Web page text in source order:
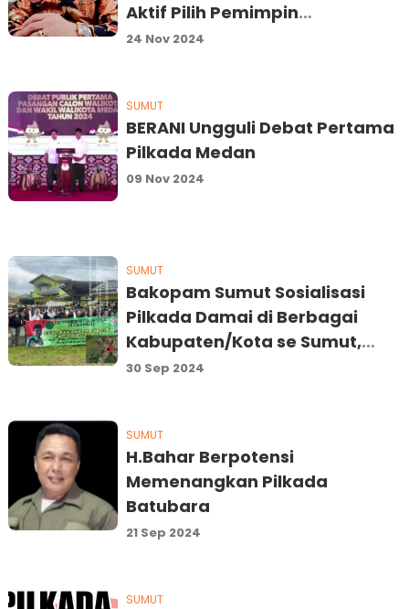
Aktif Pilih Pemimpin
Berkualitas
24 Nov 2024
SUMUT
BERANI Ungguli Debat Pertama
Pilkada Medan
09 Nov 2024
SUMUT
Bakopam Sumut Sosialisasi
Pilkada Damai di Berbagai
Kabupaten/Kota se Sumut,
Ibnu Hajar : Semoga Pilkada
30 Sep 2024
SUMUT
H.Bahar Berpotensi
Memenangkan Pilkada
Batubara
21 Sep 2024
SUMUT